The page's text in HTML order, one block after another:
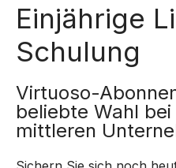
Einjährige
Schulung
Virtuoso-
beliebte Wahl
mittleren